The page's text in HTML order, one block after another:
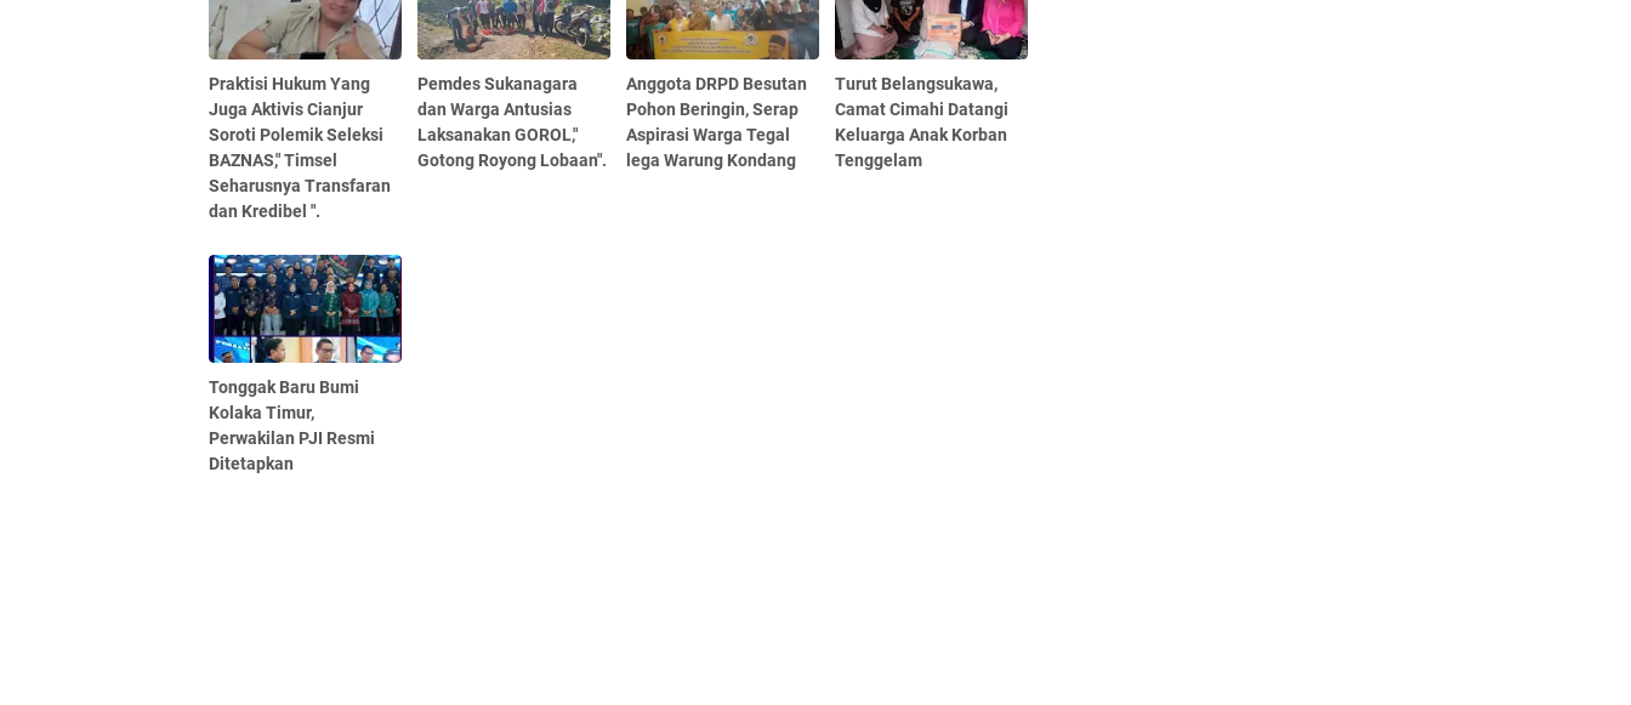
Praktisi Hukum Yang
Juga Aktivis Cianjur
Soroti Polemik Seleksi
BAZNAS," Timsel
Seharusnya Transfaran
dan Kredibel ".
Pemdes Sukanagara
dan Warga Antusias
Laksanakan GOROL,"
Gotong Royong Lobaan".
Anggota DRPD Besutan
Pohon Beringin, Serap
Aspirasi Warga Tegal
lega Warung Kondang
Turut Belangsukawa,
Camat Cimahi Datangi
Keluarga Anak Korban
Tenggelam
Tonggak Baru Bumi
Kolaka Timur,
Perwakilan PJI Resmi
Ditetapkan